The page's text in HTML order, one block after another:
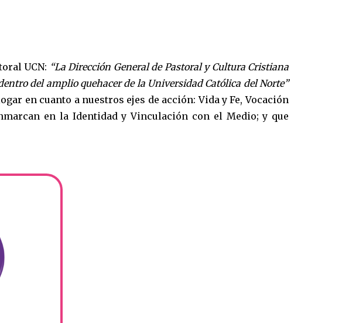
UCN: “La Dirección General de Pastoral y Cultura Cristiana
del amplio quehacer de la Universidad Católica del Norte”
en cuanto a nuestros ejes de acción: Vida y Fe, Vocación
en la Identidad y Vinculación con el Medio; y que